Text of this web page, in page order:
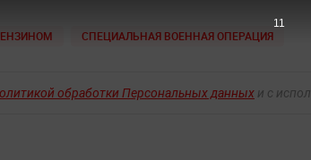
СПЕЦИАЛЬНАЯ ВОЕННАЯ ОПЕРАЦИЯ
обработки Персональных данных и с
10